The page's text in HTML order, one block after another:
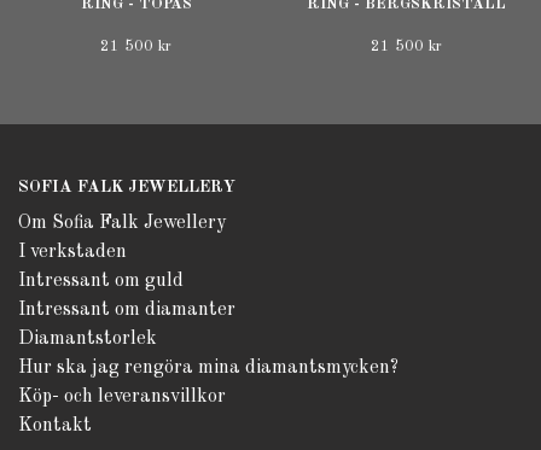
RING - TOPAS
21 500 kr
RING - BERGSKRISTALL
21 500 kr
SOFIA FALK JEWELLERY
Om Sofia Falk Jewellery
I verkstaden
Intressant om guld
Intressant om diamanter
Diamantstorlek
Hur ska jag rengöra mina diamantsmycken?
Köp- och leveransvillkor
Kontakt